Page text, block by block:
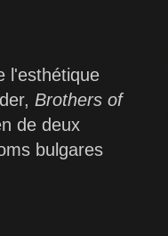
l'esthétique
Brothers of
de deux
bulgares